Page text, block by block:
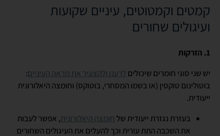
קמטים וקמטוטים, עיניים שקועות
ועיגולים שחורים
1. הזרקות
יש שני סוגי חומרים שיכולים לרענן ולהצעיר את מראה העיניים:
בוטולינום טוקסין (או בשמו המסחרי, בוטוקס) וחומצה היאלורונית
ייעודית.
בעזרת נגזרת ייעודית של חומצה היאלורונית, אפשר לעבות
את השכבה התת עורית וכך להעלים את העיגולים השחורים